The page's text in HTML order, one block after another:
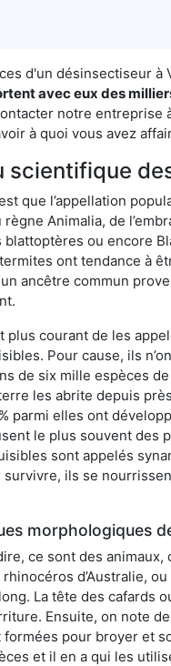
d'un désinsectiseur à
avec eux des
notre entreprise
à quoi vous avez
scientifique
que l’appellation
Animalia, de
blattoptères ou encore
ont tendance à
ancêtre commun
plus courant de les
Pour cause, ils
de six mille espèces
les abrite depuis
parmi elles ont
le plus souvent des
sont appelés
ils se
morphologiques
ce sont des
d’Australie,
La tête des cafards
Ensuite, on note
pour broyer et
et il en a qui les